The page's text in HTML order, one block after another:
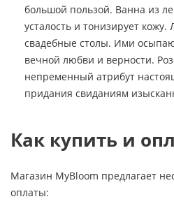
большой пользой. Ванна из
усталость и тонизирует
свадебные столы. Ими
вечной любви и верности.
непременный атрибут
придания свиданиям
Как купить и
Магазин MyBloom предлагает
оплаты: